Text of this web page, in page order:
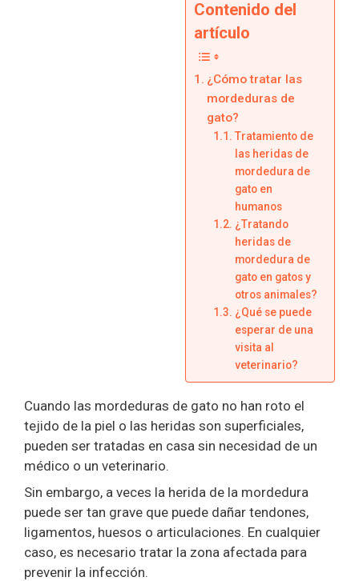
Contenido del
artículo
¿Cómo tratar las
mordeduras de
gato?
Tratamiento de
las heridas de
mordedura de
gato en
humanos
¿Tratando
heridas de
mordedura de
gato en gatos y
otros animales?
¿Qué se puede
esperar de una
visita al
veterinario?
Cuando las mordeduras de gato no han roto el
tejido de la piel o las heridas son superficiales,
pueden ser tratadas en casa sin necesidad de un
médico o un veterinario.
Sin embargo, a veces la herida de la mordedura
puede ser tan grave que puede dañar tendones,
ligamentos, huesos o articulaciones. En cualquier
caso, es necesario tratar la zona afectada para
prevenir la infección.